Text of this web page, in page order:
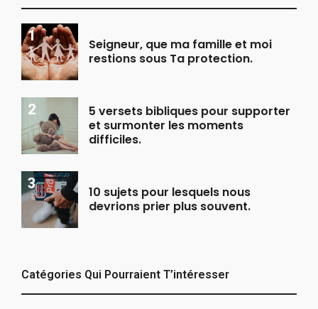
Seigneur, que ma famille et moi
restions sous Ta protection.
5 versets bibliques pour supporter
et surmonter les moments
difficiles.
10 sujets pour lesquels nous
devrions prier plus souvent.
Catégories Qui Pourraient T’intéresser